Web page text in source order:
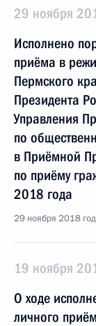
29 ноября
Исполнено
приёма в
Пермского
Президента
Управления
по
в Приёмной
по приёму
2018 года
29 ноября 2018
19 ноября
О ходе
личного